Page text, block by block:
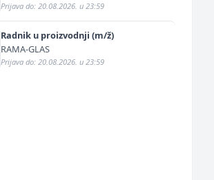
Prijava do: 20.08.2026. u 23:59
Radnik u proizvodnji (m/ž)
RAMA-GLAS
Prijava do: 20.08.2026. u 23:59